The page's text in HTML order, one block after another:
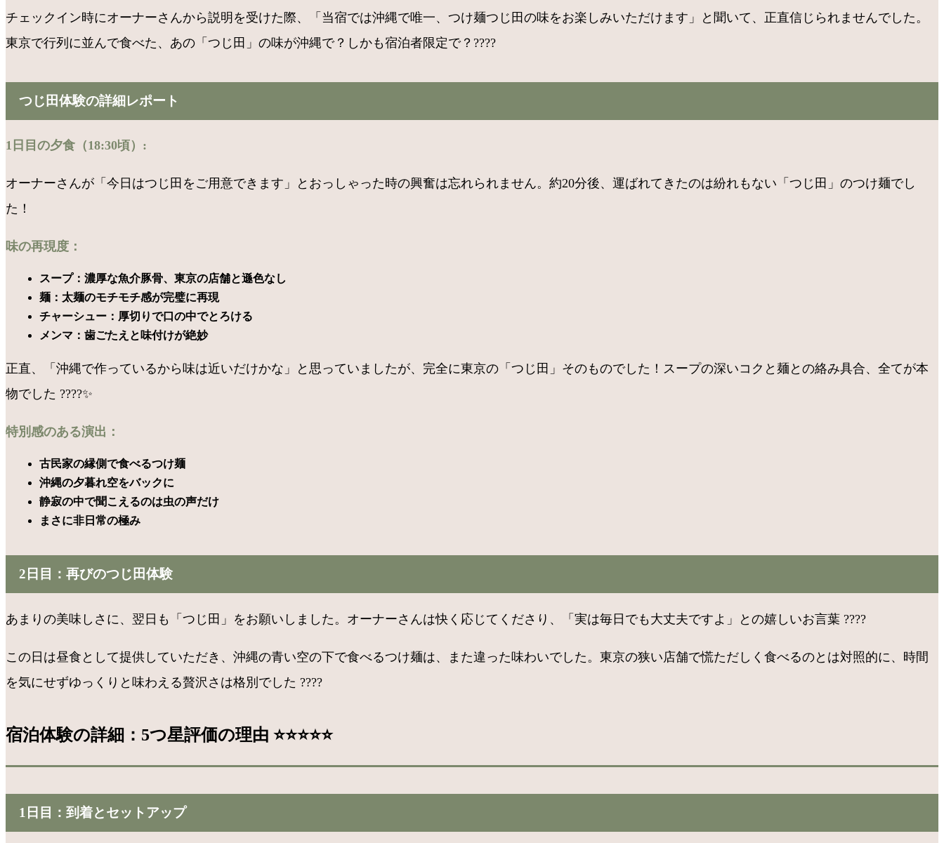
チェックイン時にオーナーさんから説明を受けた際、「当宿では沖縄で唯一、つけ麺つじ田の味をお楽しみいただけます」と聞いて、正直信じられませんでした。
東京で行列に並んで食べた、あの「つじ田」の味が沖縄で？しかも宿泊者限定で？????
つじ田体験の詳細レポート
1日目の夕食（18:30頃）:
オーナーさんが「今日はつじ田をご用意できます」とおっしゃった時の興奮は忘れられません。約20分後、運ばれてきたのは紛れもない「つじ田」のつけ麺でし
た！
味の再現度：
スープ：濃厚な魚介豚骨、東京の店舗と遜色なし
麺：太麺のモチモチ感が完璧に再現
チャーシュー：厚切りで口の中でとろける
メンマ：歯ごたえと味付けが絶妙
正直、「沖縄で作っているから味は近いだけかな」と思っていましたが、完全に東京の「つじ田」そのものでした！スープの深いコクと麺との絡み具合、全てが本
物でした ????✨
特別感のある演出：
古民家の縁側で食べるつけ麺
沖縄の夕暮れ空をバックに
静寂の中で聞こえるのは虫の声だけ
まさに非日常の極み
2日目：再びのつじ田体験
あまりの美味しさに、翌日も「つじ田」をお願いしました。オーナーさんは快く応じてくださり、「実は毎日でも大丈夫ですよ」との嬉しいお言葉 ????
この日は昼食として提供していただき、沖縄の青い空の下で食べるつけ麺は、また違った味わいでした。東京の狭い店舗で慌ただしく食べるのとは対照的に、時間
を気にせずゆっくりと味わえる贅沢さは格別でした ????
宿泊体験の詳細：5つ星評価の理由 ⭐️⭐️⭐️⭐️⭐️
1日目：到着とセットアップ